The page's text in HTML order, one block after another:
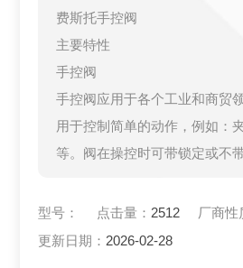
费斯托手控阀
主要特性
手控阀
手控阀应用于各个工业和商贸
用于控制简单的动作，例如：
等。阀在操控时可带锁定或不
动等）。
在一些情况下阀可以直接驱动
型号： 点击量： 2512 厂商性
更新日期： 2026-02-28